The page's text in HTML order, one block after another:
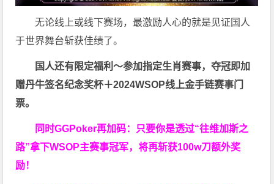
无论线上或线下赛场，最激励人心的就是见证国人
于世界舞台斩获佳绩了。
国人还有限定福利～参加指定生肖赛事，夺冠即加
赠丹牛签名纪念奖杯＋2024WSOP线上金手链赛事门
票。
同时GGPoker再加码：只要你是透过“往维加斯之
路”拿下WSOP主赛事冠军，将再斩获100w刀额外奖
励！